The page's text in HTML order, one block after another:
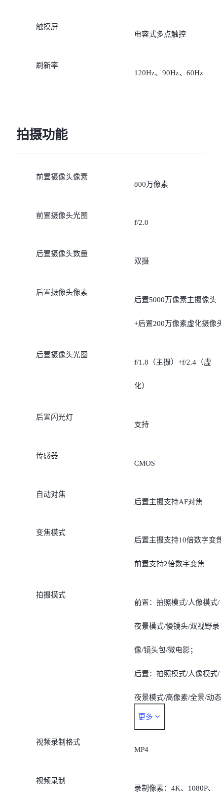
触摸屏
电容式多点触控
刷新率
120Hz、90Hz、60Hz
拍摄功能
前置摄像头像素
800万像素
前置摄像头光圈
f/2.0
后置摄像头数量
双摄
后置摄像头像素
后置5000万像素主摄像头
+后置200万像素虚化摄像
后置摄像头光圈
f/1.8（主摄）+f/2.4（虚
化）
后置闪光灯
支持
传感器
CMOS
自动对焦
后置主摄支持AF对焦
变焦模式
后置主摄支持10倍数字变
前置支持2倍数字变焦
拍摄模式
前置：拍照模式/人像模式/
夜景模式/慢镜头/双视野录
像/镜头包/微电影；
后置：拍照模式/人像模式/
夜景模式/高像素/全景/动态
照片/慢镜头/延时摄影/专业
模式/文档矫正/双视野录像/
更多
视频录制格式
MP4
视频录制
录制像素：4K、1080P、